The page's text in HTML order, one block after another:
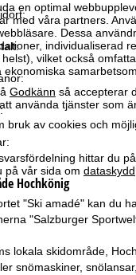
en optimal
med våra partners.
Dessa
individualiserad
vilket också
ekonomiska
Godkänn så accepterar
använda tjänster som
bruk av cookies och
hittar du
på vår sida om dataskydd
Hochkönig
"Ski amadé" kan du
"Salzburger
lokala skidområde,
snömaskiner,